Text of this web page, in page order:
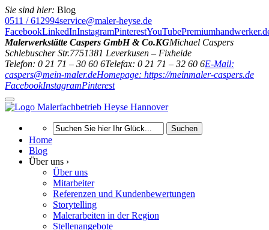
Sie sind hier: Blog
0511 / 612994service@maler-heyse.de
FacebookLinkedInInstagramPinterestYouTube
Malerwerkstätte Caspers GmbH & Co.KGMichael Caspers
Schlebuscher Str.7751381 Leverkusen – Fixheide
Telefon: 0 21 71 – 30 60 6Telefax: 0 21 71 – 32 60 6E-Mail:
caspers@mein-maler.deHomepage: https://meinmaler-caspers.de
FacebookInstagramPinterest
Suchen
Home
Blog
Über uns ›
Über uns
Mitarbeiter
Referenzen und Kundenbewertungen
Storytelling
Malerarbeiten in der Region
Stellenangebote